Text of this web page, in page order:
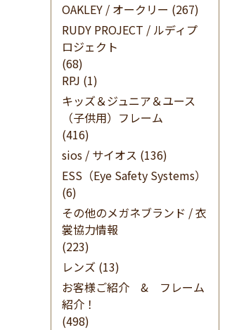
OAKLEY / オークリー (267)
RUDY PROJECT / ルディプ
ロジェクト
(68)
RPJ (1)
キッズ＆ジュニア＆ユース
（子供用）フレーム
(416)
sios / サイオス (136)
ESS（Eye Safety Systems）
(6)
その他のメガネブランド / 衣
裳協力情報
(223)
レンズ (13)
お客様ご紹介 & フレーム
紹介！
(498)